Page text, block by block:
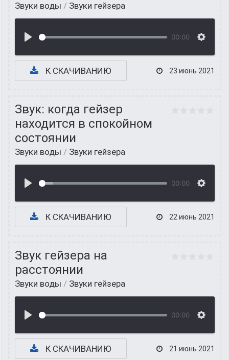
Звуки воды / Звуки гейзера
00:00
К СКАЧИВАНИЮ 23 июнь 2021
Звук: когда гейзер
находится в спокойном
состоянии
Звуки воды / Звуки гейзера
00:00
К СКАЧИВАНИЮ 22 июнь 2021
Звук гейзера на
расстоянии
Звуки воды / Звуки гейзера
00:00
К СКАЧИВАНИЮ 21 июнь 2021